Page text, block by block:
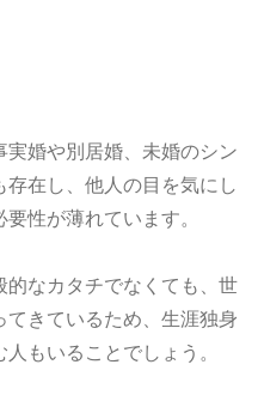
婚や別居婚、未婚のシン
在し、他人の目を気にし
性が薄れています。
なカタチでなくても、世
てきているため、生涯独身
もいることでしょう。